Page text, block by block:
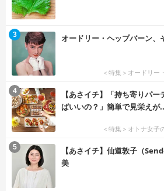
オードリー・ヘップバーン、
＜特集＞オードリー
3
【あさイチ】「持ち寄りパ
ばいいの？」簡単で見栄えが
＜特集＞オトナ女子
4
【あさイチ】仙道敦子（
美
5